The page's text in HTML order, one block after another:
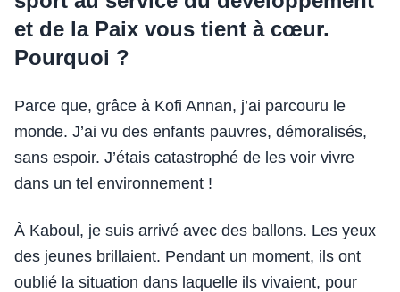
et de la Paix vous tient à cœur.
Pourquoi ?
Parce que, grâce à Kofi Annan, j’ai parcouru le
monde. J’ai vu des enfants pauvres, démoralisés,
sans espoir. J’étais catastrophé de les voir vivre
dans un tel environnement !
À Kaboul, je suis arrivé avec des ballons. Les yeux
des jeunes brillaient. Pendant un moment, ils ont
oublié la situation dans laquelle ils vivaient, pour